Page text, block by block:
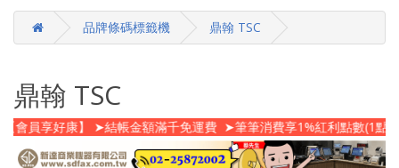
品牌條碼標籤機 鼎翰 TSC
鼎翰 TSC
會員享好康】 ➤結帳金額滿千免運費 ➤筆筆消費享1%紅利點數(1點